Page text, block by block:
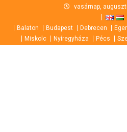
content
vasárnap,
Balaton Budapest Debrecen Eger
Miskolc
Nyíregyháza Pécs